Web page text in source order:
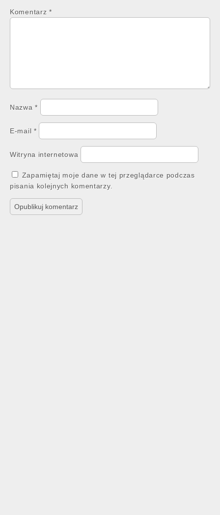
Komentarz *
Nazwa*
E-mail *
Witryna internetowa
Zapamiętaj moje dane w tej przeglądarce podczas
pisania kolejnych komentarzy.